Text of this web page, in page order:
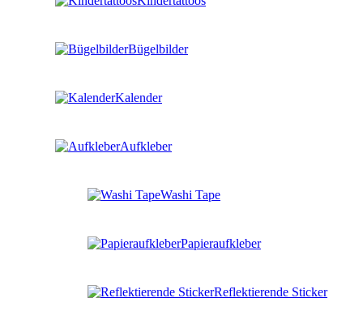
Bügelbilder
Kalender
Aufkleber
Washi Tape
Papieraufkleber
Reflektierende Sticker